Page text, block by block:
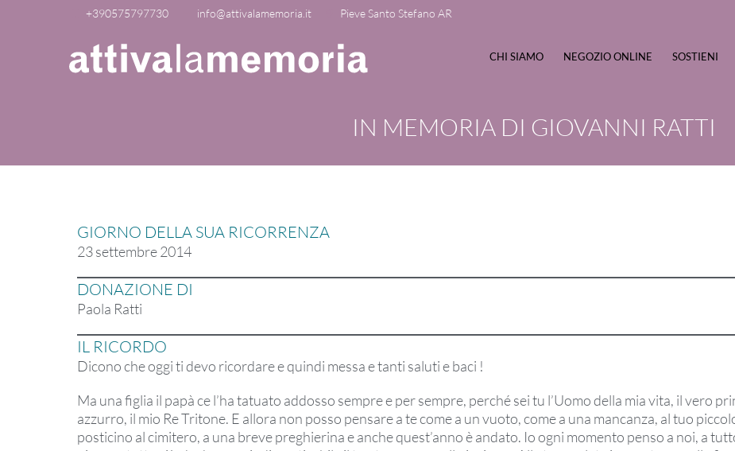
+390575797730 info@attivalamemoria.it Pieve Santo Stefano AR
CHI SIAMO NEGOZIO ONLINE SOSTIENI
IN MEMORIA DI GIOVANNI RATTI
GIORNO DELLA SUA RICORRENZA
23 settembre 2014
DONAZIONE DI
Paola Ratti
IL RICORDO
Dicono che oggi ti devo ricordare e quindi messa e tanti saluti e baci !
Ma una figlia il papà ce l’ha tatuato addosso sempre e per sempre, perché sei tu l’Uomo della mia vita, il vero
azzurro, il mio Re Tritone. E allora non posso pensare a te come a un vuoto, come a una mancanza, al tuo
posticino al cimitero, a una breve preghierina e anche quest’anno è andato. Io ogni momento penso a noi, a